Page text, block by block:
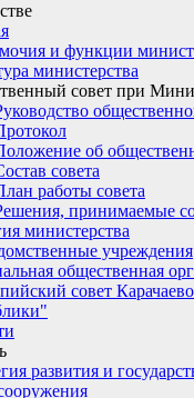
и функции
министерства
совет при
об
совета
работы совета
принимаемые
министерства
учреждения
общественная
совет
развития и